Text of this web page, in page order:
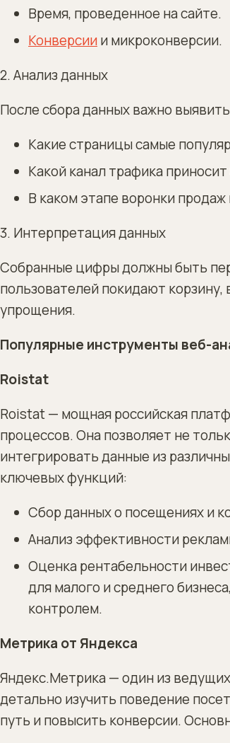
Время, проведенное на сайте.
Конверсиии микроконверсии.
2. Анализ данных
После сбора данных важно
Какие страницы самые
Какой канал трафика
В каком этапе воронки
3. Интерпретация данных
Собранные цифры должны быть
пользователей покидают
упрощения.
Популярные инструменты веб-
Roistat
Roistat — мощная российская
процессов. Она позволяет не
интегрировать данные из
ключевых функций:
Сбор данных о посещениях и
Анализ эффективности
Оценка рентабельности
для малого и среднего
контролем.
Метрика от Яндекса
Яндекс.Метрика — один из
детально изучить поведение
путь и повысить конверсии.